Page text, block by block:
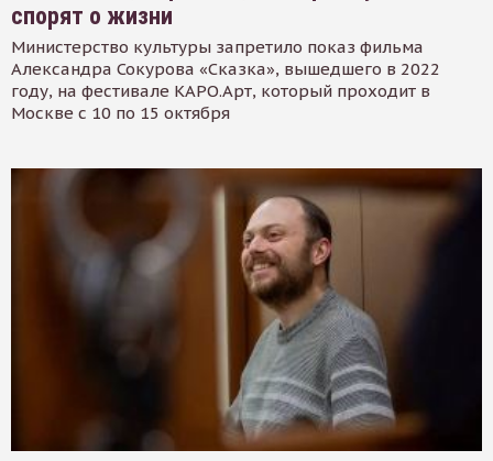
спорят о жизни
Министерство культуры запретило показ фильма
Александра Сокурова «Сказка», вышедшего в 2022
году, на фестивале КАРО.Арт, который проходит в
Москве с 10 по 15 октября